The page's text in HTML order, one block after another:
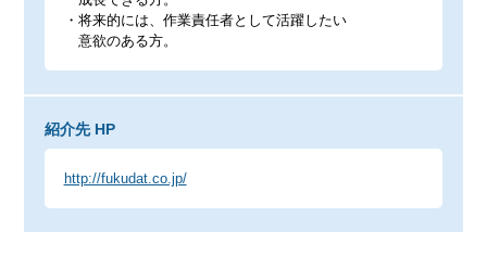
・将来的には、作業責任者として活躍したい
意欲のある方。
紹介先 HP
http://fukudat.co.jp/